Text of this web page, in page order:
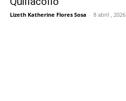
Lizeth Katherine Flores Sosa - 8 abril , 2026